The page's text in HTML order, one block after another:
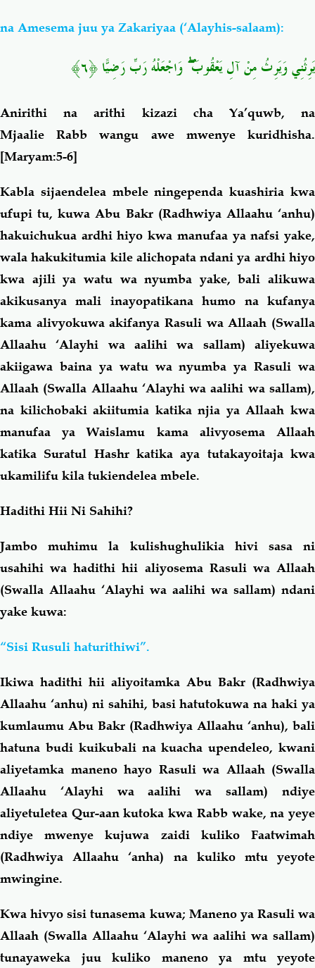
na Amesema juu ya Zakariyaa (‘Alayhis-salaam):
يَرِثُنِي وَيَرِثُ مِنْ آلِ يَعْقُوبَ ۖ وَاجْعَلْهُ رَبِّ رَضِيًّا ﴿٦﴾
Anirithi na arithi kizazi cha Ya’quwb, na
Mjaalie Rabb wangu awe mwenye kuridhisha.
[Maryam:5-6]
Kabla sijaendelea mbele ningependa kuashiria kwa
ufupi tu, kuwa Abu Bakr (Radhwiya Allaahu ‘anhu)
hakuichukua ardhi hiyo kwa manufaa ya nafsi yake,
wala hakukitumia kile alichopata ndani ya ardhi hiyo
kwa ajili ya watu wa nyumba yake, bali alikuwa
akikusanya mali inayopatikana humo na kufanya
kama alivyokuwa akifanya Rasuli wa Allaah (Swalla
Allaahu ‘Alayhi wa aalihi wa sallam) aliyekuwa
akiigawa baina ya watu wa nyumba ya Rasuli wa
Allaah (Swalla Allaahu ‘Alayhi wa aalihi wa sallam),
na kilichobaki akiitumia katika njia ya Allaah kwa
manufaa ya Waislamu kama alivyosema Allaah
katika Suratul Hashr katika aya tutakayoitaja kwa
ukamilifu kila tukiendelea mbele.
Hadithi Hii Ni Sahihi?
Jambo muhimu la kulishughulikia hivi sasa ni
usahihi wa hadithi hii aliyosema Rasuli wa Allaah
(Swalla Allaahu ‘Alayhi wa aalihi wa sallam) ndani
yake kuwa:
“Sisi Rusuli haturithiwi”.
Ikiwa hadithi hii aliyoitamka Abu Bakr (Radhwiya
Allaahu ‘anhu) ni sahihi, basi hatutokuwa na haki ya
kumlaumu Abu Bakr (Radhwiya Allaahu ‘anhu), bali
hatuna budi kuikubali na kuacha upendeleo, kwani
aliyetamka maneno hayo Rasuli wa Allaah (Swalla
Allaahu ‘Alayhi wa aalihi wa sallam) ndiye
aliyetuletea Qur-aan kutoka kwa Rabb wake, na yeye
ndiye mwenye kujuwa zaidi kuliko Faatwimah
(Radhwiya Allaahu ‘anha) na kuliko mtu yeyote
mwingine.
Kwa hivyo sisi tunasema kuwa; Maneno ya Rasuli wa
Allaah (Swalla Allaahu ‘Alayhi wa aalihi wa sallam)
tunayaweka juu kuliko maneno ya mtu yeyote